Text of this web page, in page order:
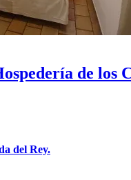
de los
del Rey.